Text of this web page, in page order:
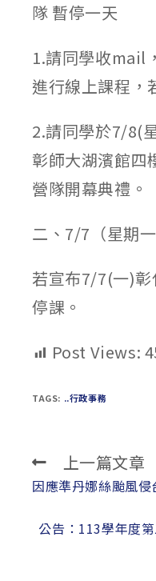
隊 暫停一天
1.請同學收mail
進行線上課程，
2.請同學於7/8(
彰師大湖濱館四
營隊開幕典禮。
二、7/7（星期
若宣布7/7(一)
停課。
Post Views:
TAGS: ..行政事務
Read
more
上一篇文章
因應準丹娜絲颱風侵
公告：113學年度